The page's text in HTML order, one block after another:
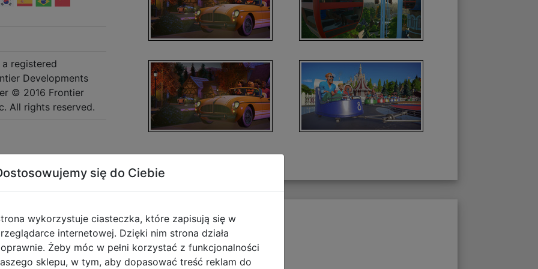
registered
Developments
© 2016 Frontier
All rights reserved.
Opis produktu
podstawowa wersja gry Planet Coaster na Steam.
się do Ciebie
wykorzystuje ciasteczka, które zapisują się w
internetowej. Dzięki nim strona działa
Żeby móc w pełni korzystać z funkcjonalności
sklepu, w tym, aby dopasować treść reklam do